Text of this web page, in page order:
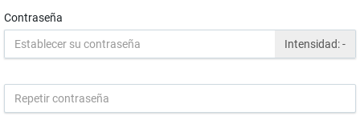
Contraseña
Intensidad:-